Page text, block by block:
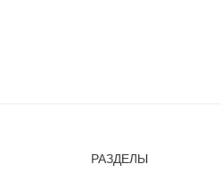
РАЗДЕЛЫ